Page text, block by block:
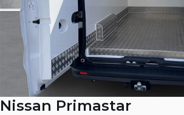
Nissan Primastar